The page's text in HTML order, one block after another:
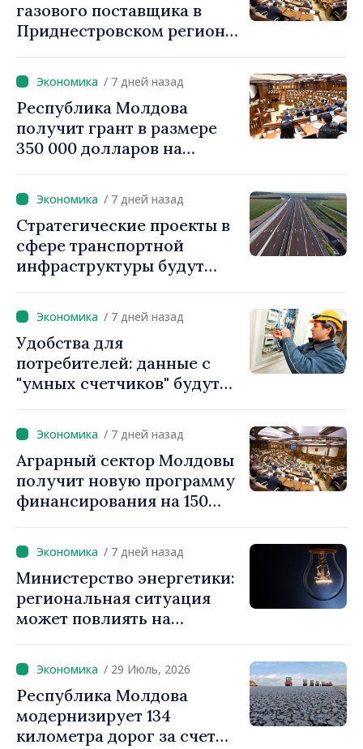
газового поставщика в
Приднестровском регионе
запасы
/ 7 дней назад
Республика Молдова
получит грант в размере
350 000 долларов на
«Реестр залогов
движимого имущества»
/ 7 дней назад
Стратегические проекты в
сфере транспортной
инфраструктуры будут
использованием
ускоренных процедур
получения разрешений
/ 7 дней назад
Удобства для
потребителей: данные с
"умных счетчиков" будут
и обрабатываться
автоматически/ 7 дней назад
Аграрный сектор Молдовы
получит новую программу
финансирования на 150
/ 7 дней назад
Министерство энергетики:
региональная ситуация
может повлиять на
электроэнергии и рост цен.
Граждан призывают
экономить
/ 29 Июль, 2026
Республика Молдова
модернизирует 134
километра дорог за счет